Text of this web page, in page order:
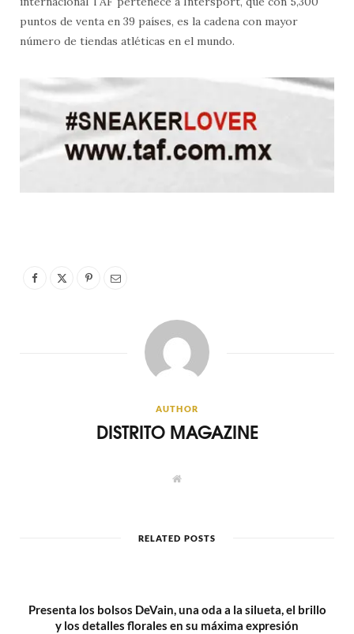
puntos de venta en 39 países, es la cadena con mayor
número de tiendas atléticas en el mundo.
AUTHOR
DISTRITO MAGAZINE
W
e
RELATED POSTS
Presenta los bolsos DeVain, una oda a la silueta, el brillo
y los detalles florales en su máxima expresión